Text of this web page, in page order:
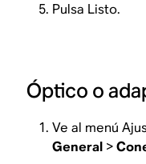
Pulsa Listo.
Óptico o
Ve al menú
General >